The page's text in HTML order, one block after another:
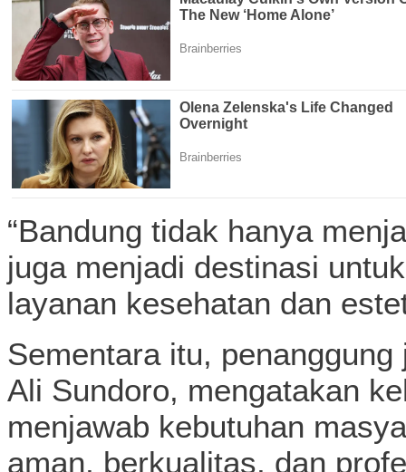
“Bandung tidak hanya
juga menjadi destinasi
layanan kesehatan dan
Sementara itu,
Ali Sundoro, mengatakan
menjawab kebutuhan
aman, berkualitas, dan